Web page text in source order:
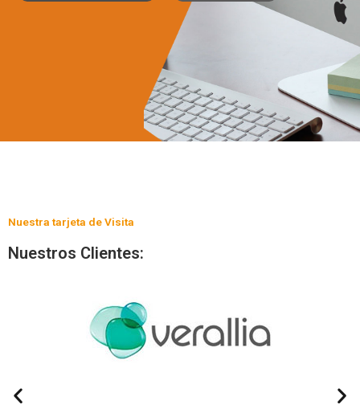
Nuestra tarjeta de Visita
Nuestros Clientes: